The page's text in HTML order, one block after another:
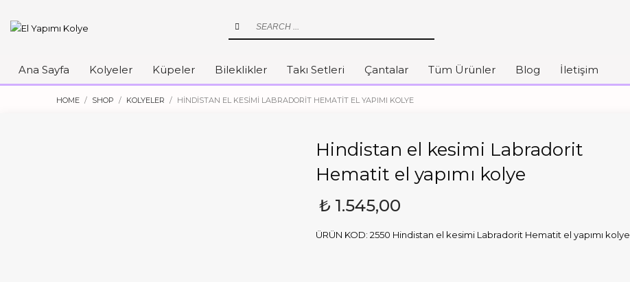
Ana Sayfa Kolyeler Küpeler Bileklikler Takı Setleri Çantalar Tüm Ürünler Blog İletişim
HOME SHOP KOLYELER HINDISTAN EL KESIMI LABRADORIT HEMATIT EL YAPIMI KOLYE
Hindistan el kesimi Labradorit
Hematit el yapımı kolye
₺ 1.545,00
ÜRÜN KOD: 2550 Hindistan el kesimi Labradorit Hematit el yapımı kolye